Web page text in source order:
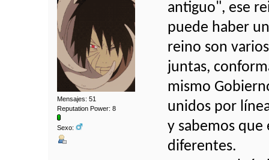
Mensajes: 51
Reputation Power: 8
Sexo:
antiguo", ese
puede haber
reino son
juntas,
mismo
unidos por
y sabemos
diferentes.